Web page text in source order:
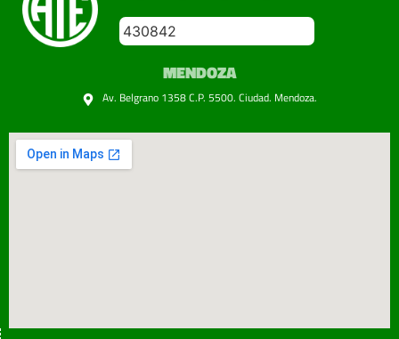
430842
MENDOZA
Av. Belgrano 1358 C.P. 5500. Ciudad. Mendoza.